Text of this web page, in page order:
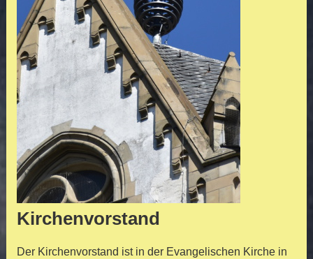
Kirchenvorstand
Der Kirchenvorstand ist in der Evangelischen Kirche in